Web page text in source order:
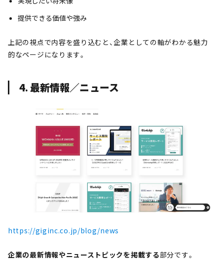
提供できる価値や強み
上記の視点で内容を盛り込むと、企業としての軸がわかる魅力
的なページになります。
4. 最新情報／ニュース
https://giginc.co.jp/blog/news
企業の最新情報やニューストピックを掲載する部分です。